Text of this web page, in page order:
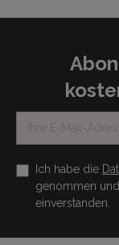
Ich habe die
genommen
einverstanden.